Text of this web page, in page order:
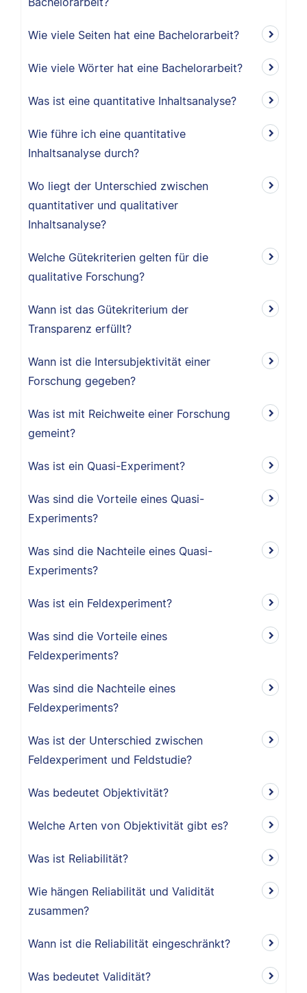
Wie viele Seiten hat eine Bachelorarbeit?
Wie viele Wörter hat eine Bachelorarbeit?
Was ist eine quantitative Inhaltsanalyse?
Wie führe ich eine quantitative
Inhaltsanalyse durch?
Wo liegt der Unterschied zwischen
quantitativer und qualitativer
Inhaltsanalyse?
Welche Gütekriterien gelten für die
qualitative Forschung?
Wann ist das Gütekriterium der
Transparenz erfüllt?
Wann ist die Intersubjektivität einer
Forschung gegeben?
Was ist mit Reichweite einer Forschung
gemeint?
Was ist ein Quasi-Experiment?
Was sind die Vorteile eines Quasi-
Experiments?
Was sind die Nachteile eines Quasi-
Experiments?
Was ist ein Feldexperiment?
Was sind die Vorteile eines
Feldexperiments?
Was sind die Nachteile eines
Feldexperiments?
Was ist der Unterschied zwischen
Feldexperiment und Feldstudie?
Was bedeutet Objektivität?
Welche Arten von Objektivität gibt es?
Was ist Reliabilität?
Wie hängen Reliabilität und Validität
zusammen?
Wann ist die Reliabilität eingeschränkt?
Was bedeutet Validität?